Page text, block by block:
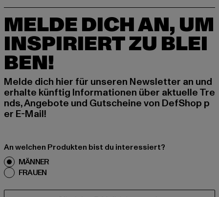
MELDE DICH AN, UM
INSPIRIERT ZU BLEI
BEN!
Melde dich hier für unseren Newsletter an und
erhalte künftig Informationen über aktuelle Tre
nds, Angebote und Gutscheine von DefShop p
er E-Mail!
An welchen Produkten bist du interessiert?
MÄNNER
FRAUEN